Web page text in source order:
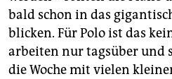
bald schon in das
blicken. Für Polo ist das
arbeiten nur tagsüber und
die Woche mit vielen